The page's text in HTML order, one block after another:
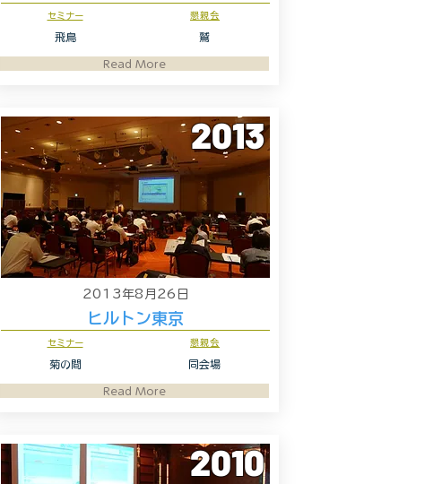
セミナー
飛鳥
懇親会
鷲
Read More
2013
2013年8月26日
ヒルトン東京
セミナー
菊の間
懇親会
同会場
Read More
2010